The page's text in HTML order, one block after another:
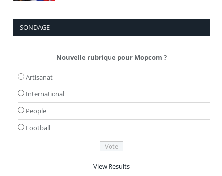
SONDAGE
Nouvelle rubrique pour Mopcom ?
Artisanat
International
People
Football
View Results